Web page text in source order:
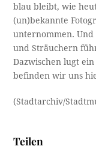
blau bleibt, wie
(un)bekannte
unternommen.
und Sträuchern
Dazwischen lugt
befinden wir uns
(Stadtarchiv/
Teilen